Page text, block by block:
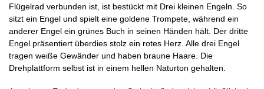
Flügelrad verbunden ist, ist bestückt mit Drei kleinen Engeln. So
sitzt ein Engel und spielt eine goldene Trompete, während ein
anderer Engel ein grünes Buch in seinen Händen hält. Der dritte
Engel präsentiert überdies stolz ein rotes Herz. Alle drei Engel
tragen weiße Gewänder und haben braune Haare. Die
Drehplattform selbst ist in einem hellen Naturton gehalten.